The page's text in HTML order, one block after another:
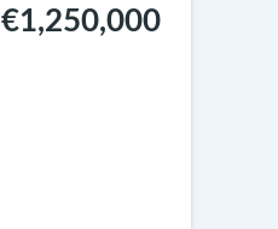
€1,250,000